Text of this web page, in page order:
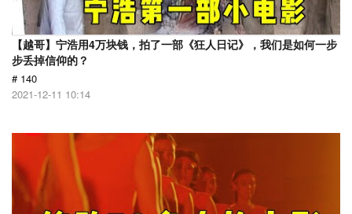
【越哥】宁浩用4万块钱，拍了一部《狂人日记》，我们是如何一步
步丢掉信仰的？
# 140
2021-12-11 10:14